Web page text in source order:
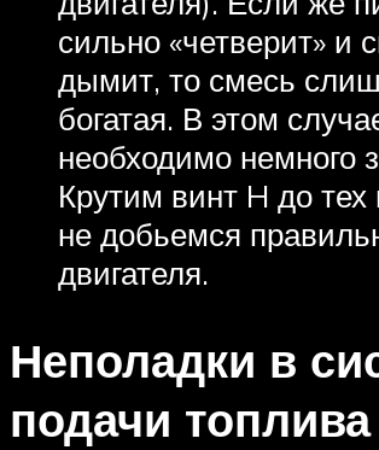
сильно «четверит» и
дымит, то смесь
богатая. В этом
необходимо немного
Крутим винт H до тех
не добьемся
двигателя.
Неполадки в
подачи топлива